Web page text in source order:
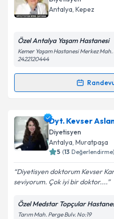
takvim hazırlandığında
Kişisel verilerimin
'ni okudum ve
kapsamda
Takvim
Antalya, Kepez
Özel Antalya Yaşam Hastanesi
Kemer Yaşam Hastanesi Merkez
2422120444
Randevu Takvimi
Dyt. Mine Şatanaiçin
oluşturun. Size bu
takvim hazırlandığında
Kişisel verilerimin
Dyt. Kevser
Diyetisyen
Antalya, Muratpaşa
5 (13 Değerlendirme)
Diyetisyen doktorum Kevser
seviyorum. Çok iyi bir doktor....
Özel Medstar Topçular
Tarım Mah. Perge Bulv. No:19